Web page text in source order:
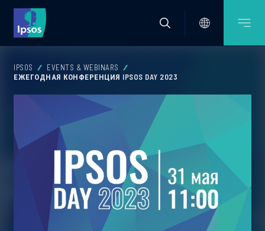
IPSOS
EVENTS & WEBINARS
ЕЖЕГОДНАЯ КОНФЕРЕНЦИЯ IPSOS DAY 2023